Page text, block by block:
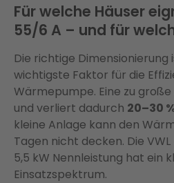
Für welche Häuser
55/6 A – und für
Die richtige
wichtigste Faktor für die
Wärmepumpe. Eine zu
und verliert dadurch 20–30
kleine Anlage kann den
Tagen nicht decken. Die
5,5 kW Nennleistung hat ein
Einsatzspektrum.